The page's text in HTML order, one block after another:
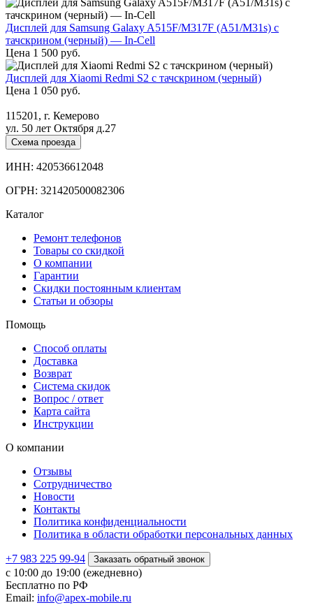
Дисплей для Samsung Galaxy A515F/M317F (A51/M31s) с
тачскрином (черный) — In-Cell
Цена 1 500 руб.
Дисплей для Xiaomi Redmi S2 с тачскрином (черный)
Цена 1 050 руб.
115201, г. Кемерово
ул. 50 лет Октября д.27
Схема проезда
ИНН: 420536612048
ОГРН: 321420500082306
Каталог
Ремонт телефонов
Товары со скидкой
О компании
Гарантии
Скидки постоянным клиентам
Статьи и обзоры
Помощь
Способ оплаты
Доставка
Возврат
Система скидок
Вопрос / ответ
Карта сайта
Инструкции
О компании
Отзывы
Сотрудничество
Новости
Контакты
Политика конфиденциальности
Политика в области обработки персональных данных
+7 983 225 99-94 Заказать обратный звонок
с 10:00 до 19:00 (ежедневно)
Бесплатно по РФ
Email: info@apex-mobile.ru